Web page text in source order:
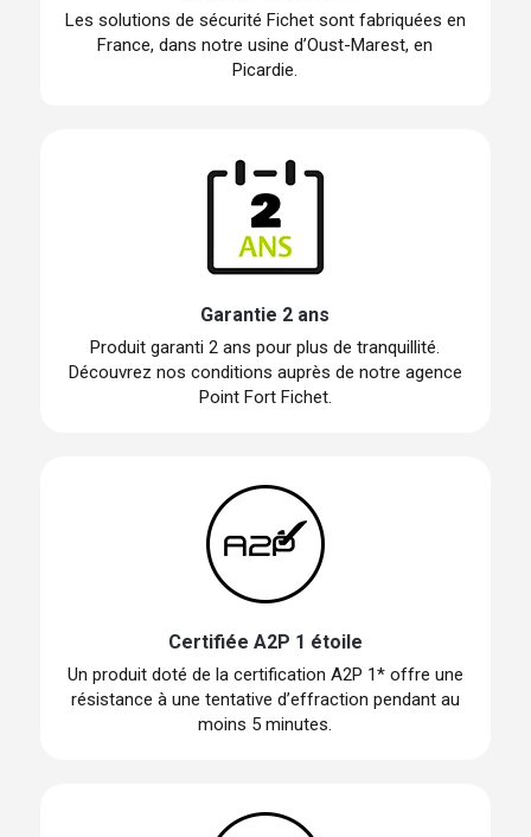
Les solutions de sécurité Fichet sont fabriquées en
France, dans notre usine d’Oust-Marest, en
Picardie.
Garantie 2 ans
Produit garanti 2 ans pour plus de tranquillité.
Découvrez nos conditions auprès de notre agence
Point Fort Fichet.
Certifiée A2P 1 étoile
Un produit doté de la certification A2P 1* offre une
résistance à une tentative d’effraction pendant au
moins 5 minutes.